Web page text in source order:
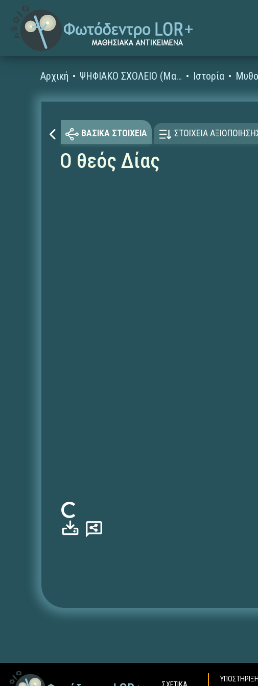
Αρχική ΨΗΦΙΑΚΟ ΣΧΟΛΕΙΟ (Μαθησιακά Αντικείμενα) Ιστορία
ΒΑΣΙΚΑ ΣΤΟΙΧΕΙΑ ΣΤΟΙΧΕΙΑ
Ο θεός Δίας
Φόρτωση...